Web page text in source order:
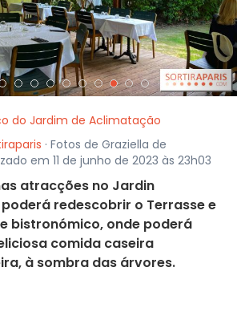
do Jardim de Aclimatação
· Fotos de Graziella de
em 11 de junho de 2023 às 23h03
atracções no Jardin
redescobrir o Terrasse e
bistronómico, onde poderá
comida caseira
à sombra das árvores.